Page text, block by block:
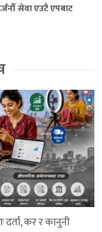
सेवा एउटै एपबाट
दर्ता, कर र कानुनी